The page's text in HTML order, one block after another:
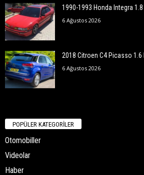
1990-1993 Honda Integra 1.8
6 Ağustos 2026
2018 Citroen C4 Picasso 1.6
6 Ağustos 2026
POPÜLER KATEGORİLER
Otomobiller
Videolar
Haber